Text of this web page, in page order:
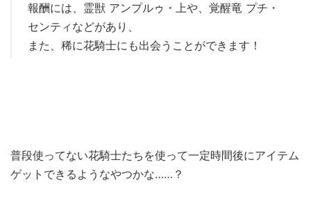
報酬には、霊獣 アンプルゥ・上や、覚醒竜 プチ・
センティなどがあり、
また、稀に花騎士にも出会うことができます！
普段使ってない花騎士たちを使って一定時間後にアイテム
ゲットできるようなやつかな……？